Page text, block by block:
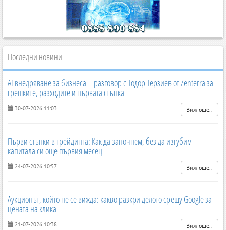
Последни новини
AI внедряване за бизнеса – разговор с Тодор Терзиев от Zenterra за
грешките, разходите и първата стъпка
30-07-2026 11:03 Виж още..
Първи стъпки в трейдинга: Как да започнем, без да изгубим
капитала си още първия месец
24-07-2026 10:57 Виж още..
Аукционът, който не се вижда: какво разкри делото срещу Google за
цената на клика
21-07-2026 10:38 Виж още..